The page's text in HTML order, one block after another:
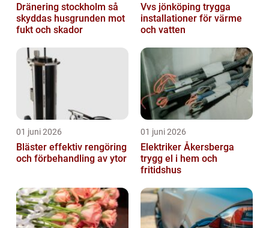
Dränering stockholm så
skyddas husgrunden mot
fukt och skador
Vvs jönköping trygga
installationer för värme
och vatten
01 juni 2026
Bläster effektiv rengöring
och förbehandling av ytor
01 juni 2026
Elektriker Åkersberga
trygg el i hem och
fritidshus